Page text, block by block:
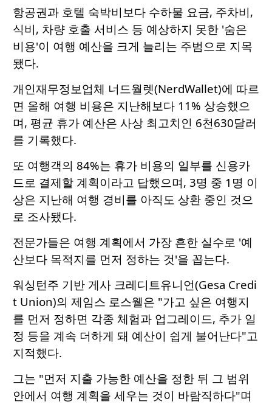
항공권과 호텔 숙박비보다 수하물 요금, 주차비,
식비, 차량 호출 서비스 등 예상하지 못한 '숨은
비용'이 여행 예산을 크게 늘리는 주범으로 지목
됐다.
개인재무정보업체 너드월렛(NerdWallet)에 따르
면 올해 여행 비용은 지난해보다 11% 상승했으
며, 평균 휴가 예산은 사상 최고치인 6천630달러
를 기록했다.
또 여행객의 84%는 휴가 비용의 일부를 신용카
드로 결제할 계획이라고 답했으며, 3명 중 1명 이
상은 지난해 여행 경비를 아직도 상환 중인 것으
로 조사됐다.
전문가들은 여행 계획에서 가장 흔한 실수로 '예
산보다 목적지를 먼저 정하는 것'을 꼽는다.
워싱턴주 기반 게사 크레디트유니언(Gesa Credi
t Union)의 제임스 로스웰은 "가고 싶은 여행지
를 먼저 정하면 각종 체험과 업그레이드, 추가 일
정 등을 계속 더하게 돼 예산이 쉽게 불어난다"고
지적했다.
그는 "먼저 지출 가능한 예산을 정한 뒤 그 범위
안에서 여행 계획을 세우는 것이 바람직하다"며